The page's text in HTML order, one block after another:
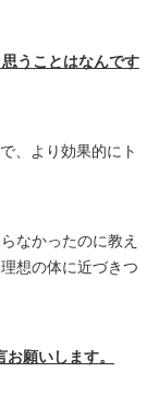
うことはなんです
、より効果的にト
なかったのに教え
想の体に近づきつ
願いします。